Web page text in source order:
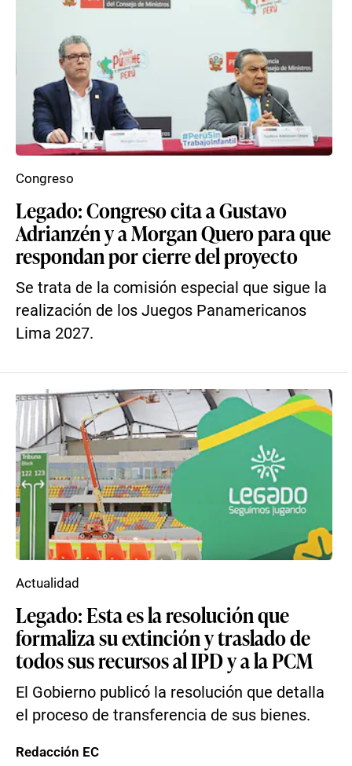
Legado: Congreso cita a Gustavo
Adrianzén y a Morgan Quero para que
respondan por cierre del proyecto
Se trata de la comisión especial que sigue la
realización de los Juegos Panamericanos
Lima 2027.
Congreso
Legado: Esta es la resolución que
formaliza su extinción y traslado de
todos sus recursos al IPD y a la PCM
El Gobierno publicó la resolución que detalla
el proceso de transferencia de sus bienes.
Actualidad
Redacción EC